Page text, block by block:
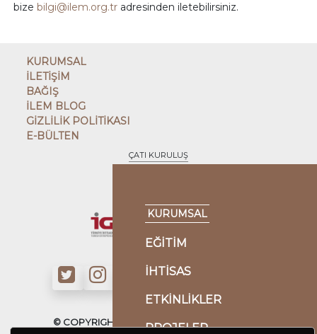
KURUMSAL
EĞİTİM
İHTİSAS
ETKİNLİKLER
PROJELER
bizebilgi@ilem.org.tr adresinden iletebilirsiniz.
KURUMSAL
İLETİŞİM
BAĞIŞ
İLEM BLOG
GİZLİLİK POLİTİKASI
E-BÜLTEN
ÇATI KURULUŞ
© COPYRIGHT - İLMİ ETÜDLER DERNEĞİ - 2022